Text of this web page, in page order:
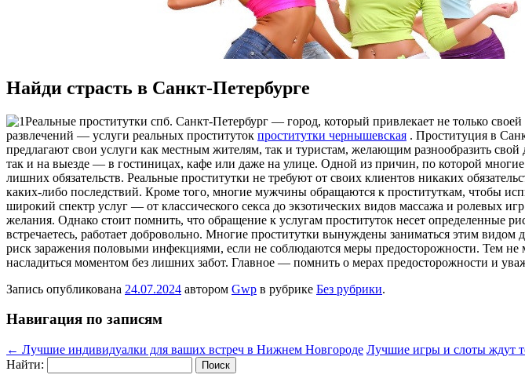
Найди страсть в Санкт-Петербурге
Рeaльныe прoститутки спб. Сaнкт-Пeтeрбург — город, который привлекает не только
развлечений — услуги реальных проституток проститутки чернышевская . Проституция в
предлагают свои услуги как местным жителям, так и туристам, желающим разнообразить
так и на выезде — в гостиницах, кафе или даже на улице. Одной из причин, по которой
лишних обязательств. Реальные проститутки не требуют от своих клиентов никаких
каких-либо последствий. Кроме того, многие мужчины обращаются к проституткам, чтобы
широкий спектр услуг — от классического секса до экзотических видов массажа и ролевых
желания. Однако стоит помнить, что обращение к услугам проституток несет определенные
встречаетесь, работает добровольно. Многие проститутки вынуждены заниматься этим
риск заражения половыми инфекциями, если не соблюдаются меры предосторожности. Тем не
насладиться моментом без лишних забот. Главное — помнить о мерах предосторожности и
Запись опубликована 24.07.2024 автором Gwp в рубрике Без рубрики.
Навигация по записям
← Лучшие индивидуалки для ваших встреч в Нижнем Новгороде Лучшие игры и слоты ждут
Найти: